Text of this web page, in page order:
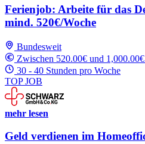
Ferienjob: Arbeite für das
mind. 520€/Woche
Bundesweit
Zwischen 520.00€ und
30 - 40 Stunden pro Woche
TOP JOB
mehr lesen
Geld verdienen im